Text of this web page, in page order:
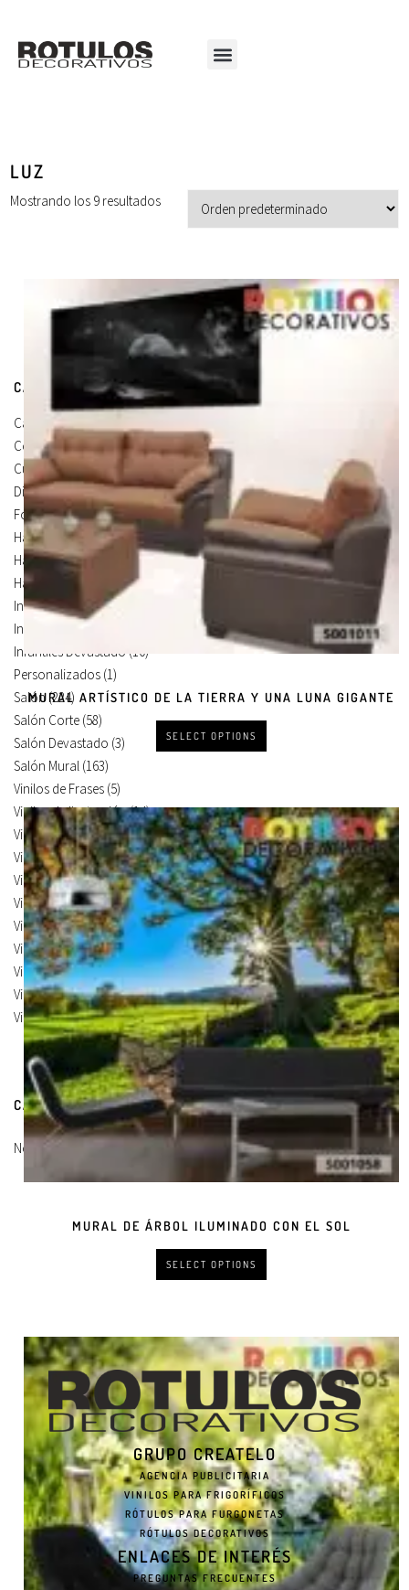
LUZ
Mostrando los 9 resultados
MURAL ARTÍSTICO DE LA TIERRA Y UNA LUNA GIGANTE
SELECT OPTIONS
MURAL DE ÁRBOL ILUMINADO CON EL SOL
SELECT OPTIONS
CATEGORÍAS DE PRODUCTOS
Carteles Para Puertas
Cocina (13)
Cuadros en Vinilos
(105)
Diseños en Vinilo(8)
Foto Lienzo (51)
Habitación
Habitación Corte
Habitación Devastado
Infantiles(75)
Infantiles Corte
Infantiles Devastado (10)
Personalizados (1)
Salón (224)
Salón Corte (58)
Salón Devastado (3)
Salón Mural (163)
Vinilos de Frases (5)
Vinilos de Ilustración(14)
Vinilos de Marcas(19)
Vinilos de Pegatinas(9)
Vinilos Para Armarios(20)
Vinilos Para Coches(21)
Vinilos Para Frigorificos(11)
Vinilos Para Paredes
Vinilos Para Puertas(9)
Vinilos Para Suelos(9)
Vinilos Para Vidrios(17)
CARRITO DE COMPRAS
No hay productos en el carrito.
GRUPO CREATELO
AGENCIA PUBLICITARIA
VINILOS PARA FRIGORÍFICOS
RÓTULOS PARA FURGONETAS
RÓTULOS DECORATIVOS
ENLACES DE INTERÉS
PREGUNTAS FRECUENTES